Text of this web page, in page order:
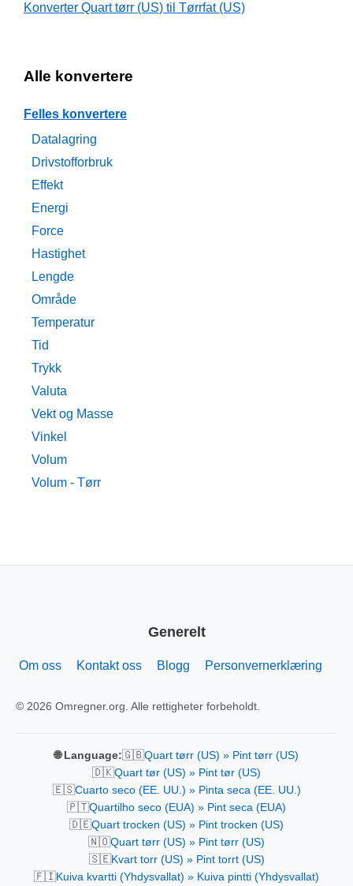
Konverter Quart tørr (US) til Tørrfat (US)
Alle konvertere
Felles konvertere
Datalagring
Drivstofforbruk
Effekt
Energi
Force
Hastighet
Lengde
Område
Temperatur
Tid
Trykk
Valuta
Vekt og Masse
Vinkel
Volum
Volum - Tørr
Generelt
Om oss Kontakt oss Blogg Personvernerklæring
© 2026 Omregner.org. Alle rettigheter forbeholdt.
🌐 Language:🇬🇧Quart tørr (US) » Pint tørr (US)
🇩🇰Quart tør (US) » Pint tør (US)
🇪🇸Cuarto seco (EE. UU.) » Pinta seca (EE. UU.)
🇵🇹Quartilho seco (EUA) » Pint seca (EUA)
🇩🇪Quart trocken (US) » Pint trocken (US)
🇳🇴Quart tørr (US) » Pint tørr (US)
🇸🇪Kvart torr (US) » Pint torrt (US)
🇫🇮Kuiva kvartti (Yhdysvallat) » Kuiva pintti (Yhdysvallat)